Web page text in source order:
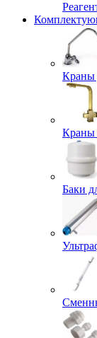
Краны
Краны
Баки